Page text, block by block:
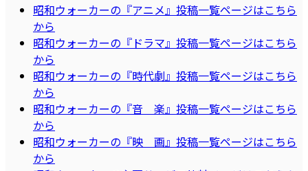
昭和ウォーカーの『アニメ』投稿一覧ページはこちら
から
昭和ウォーカーの『ドラマ』投稿一覧ページはこちら
から
昭和ウォーカーの『時代劇』投稿一覧ページはこちら
から
昭和ウォーカーの『音 楽』投稿一覧ページはこちら
から
昭和ウォーカーの『映 画』投稿一覧ページはこちら
から